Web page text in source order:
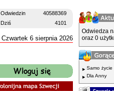
Odwiedzin
40588369
Dziś
4101
Czwartek 6 sierpnia 2026
Odwiedza
oraz 0
Samo życie
Dla Anny